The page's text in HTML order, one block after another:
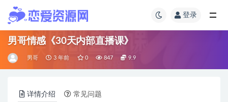
登录
男哥情感《30天内部直播课》
男哥 3 年前 0 847 9.9
详情介绍 常见问题